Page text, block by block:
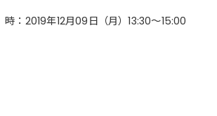
：2019年12月09日（月）13:30～15:00